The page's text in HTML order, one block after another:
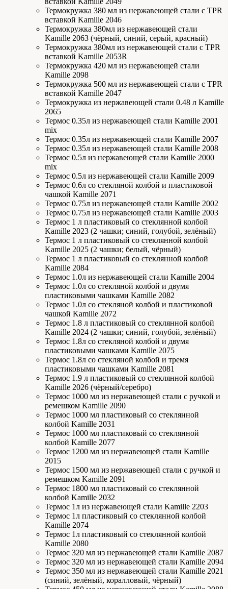
Термокружка 380 мл из нержавеющей стали с TPR
вставкой Kamille 2046
Термокружка 380мл из нержавеющей стали
Kamille 2063 (чёрный, синий, серый, красный)
Термокружка 380мл из нержавеющей стали с TPR
вставкой Kamille 2053R
Термокружка 420 мл из нержавеющей стали
Kamille 2098
Термокружка 500 мл из нержавеющей стали с TPR
вставкой Kamille 2047
Термокружка из нержавеющей стали 0.48 л Kamille
2065
Термос 0.35л из нержавеющей стали Kamille 2001
mix
Термос 0.35л из нержавеющей стали Kamille 2007
Термос 0.35л из нержавеющей стали Kamille 2008
Термос 0.5л из нержавеющей стали Kamille 2000
mix
Термос 0.5л из нержавеющей стали Kamille 2009
Термос 0.6л со стекляной колбой и пластиковой
чашкой Kamille 2071
Термос 0.75л из нержавеющей стали Kamille 2002
Термос 0.75л из нержавеющей стали Kamille 2003
Термос 1 л пластиковый со стеклянной колбой
Kamille 2023 (2 чашки; синий, голубой, зелёный)
Термос 1 л пластиковый со стеклянной колбой
Kamille 2025 (2 чашки; белый, чёрный)
Термос 1 л пластиковый со стеклянной колбой
Kamille 2084
Термос 1.0л из нержавеющей стали Kamille 2004
Термос 1.0л со стекляной колбой и двумя
пластиковыми чашками Kamille 2082
Термос 1.0л со стекляной колбой и пластиковой
чашкой Kamille 2072
Термос 1.8 л пластиковый со стеклянной колбой
Kamille 2024 (2 чашки; синий, голубой, зелёный)
Термос 1.8л со стекляной колбой и двумя
пластиковыми чашками Kamille 2075
Термос 1.8л со стекляной колбой и тремя
пластиковыми чашками Kamille 2081
Термос 1.9 л пластиковый со стеклянной колбой
Kamille 2026 (чёрный/серебро)
Термос 1000 мл из нержавеющей стали с ручкой и
ремешком Kamille 2090
Термос 1000 мл пластиковый со стеклянной
колбой Kamille 2031
Термос 1000 мл пластиковый со стеклянной
колбой Kamille 2077
Термос 1200 мл из нержавеющей стали Kamille
2015
Термос 1500 мл из нержавеющей стали с ручкой и
ремешком Kamille 2091
Термос 1800 мл пластиковый со стеклянной
колбой Kamille 2032
Термос 1л из нержавеющей стали Kamille 2203
Термос 1л пластиковый со стеклянной колбой
Kamille 2074
Термос 1л пластиковый со стеклянной колбой
Kamille 2080
Термос 320 мл из нержавеющей стали Kamille 2087
Термос 320 мл из нержавеющей стали Kamille 2094
Термос 350 мл из нержавеющей стали Kamille 2021
(синий, зелёный, коралловый, чёрный)